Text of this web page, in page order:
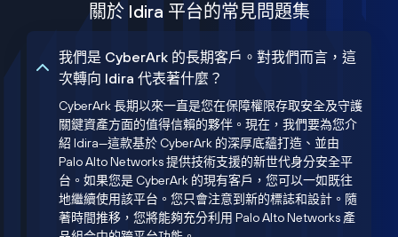
關於 Idira 平台的常見問題集
我們是 CyberArk 的長期客戶。對我們而言，這
次轉向 Idira 代表著什麼？
CyberArk 長期以來一直是您在保障權限存取安全及守護
關鍵資產方面的值得信賴的夥伴。現在，我們要為您介
紹 Idira—這款基於 CyberArk 的深厚底蘊打造、並由
Palo Alto Networks 提供技術支援的新世代身分安全平
台。如果您是 CyberArk 的現有客戶，您可以一如既往
地繼續使用該平台。您只會注意到新的標誌和設計。隨
著時間推移，您將能夠充分利用 Palo Alto Networks 產